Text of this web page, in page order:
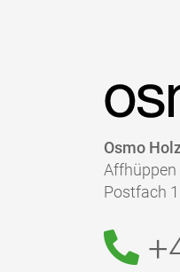
Osmo
Affhüppen
Postfach